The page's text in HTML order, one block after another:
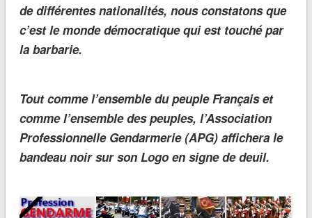
de différentes nationalités, nous constatons que
c’est le monde démocratique qui est touché par
la barbarie.
Tout comme l’ensemble du peuple Français et
comme l’ensemble des peuples, l’Association
Professionnelle Gendarmerie (APG) affichera le
bandeau noir sur son Logo en signe de deuil.